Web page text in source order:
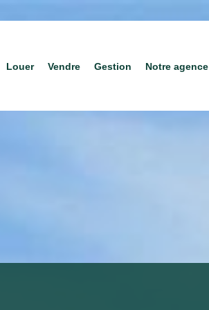
Louer Vendre Gestion Notre agence